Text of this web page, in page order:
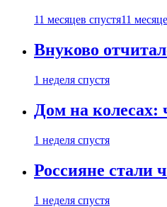
11 месяцев спустя11
Внуково
1 неделя спустя
Дом на колесах:
1 неделя спустя
Россияне стали
1 неделя спустя